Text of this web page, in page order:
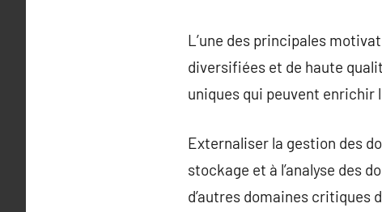
L’une des principales
diversifiées et de haute
uniques qui peuvent enrichir
Externaliser la gestion des
stockage et à l’analyse des
d’autres domaines critiques